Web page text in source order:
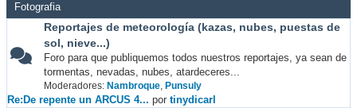
Fotografia
Reportajes de meteorología (kazas, nubes, puestas de
sol, nieve...)
Foro para que publiquemos todos nuestros reportajes, ya sean de
tormentas, nevadas, nubes, atardeceres...
Moderadores: Nambroque, Punsuly
Re:De repente un ARCUS 4... por tinydicarl